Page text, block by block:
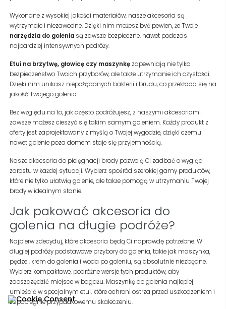
Wykonane z wysokiej jakości materiałów, nasze akcesoria są
wytrzymałe i niezawodne. Dzięki nim możesz być pewien, że Twoje
narzędzia do golenia są zawsze bezpieczne, nawet podczas
najbardziej intensywnych podróży.
Etui na brzytwę, głowicę czy maszynkę zapewniają nie tylko
bezpieczeństwo Twoich przyborów, ale także utrzymanie ich czystości.
Dzięki nim unikasz niepożądanych bakterii i brudu, co przekłada się na
jakość Twojego golenia.
Bez względu na to, jak często podróżujesz, z naszymi akcesoriami
zawsze możesz cieszyć się takim samym goleniem. Każdy produkt z
oferty jest zaprojektowany z myślą o Twojej wygodzie, dzięki czemu
nawet golenie poza domem staje się przyjemnością.
Nasze akcesoria do pielęgnacji brody pozwolą Ci zadbać o wygląd
zarostu w każdej sytuacji. Wybierz spośród szerokiej gamy produktów,
które nie tylko ułatwią golenie, ale także pomogą w utrzymaniu Twojej
brody w idealnym stanie.
Jak pakować akcesoria do
golenia na długie podróże?
Najpierw zdecyduj, które akcesoria będą Ci naprawdę potrzebne. W
długiej podróży podstawowe przybory do golenia, takie jak maszynka,
pędzel, krem do golenia i woda po goleniu, są absolutnie niezbędne.
Wybierz kompaktowe, podróżne wersje tych produktów, aby
zaoszczędzić miejsce w bagażu. Maszynkę do golenia najlepiej
umieścić w specjalnym etui, które ochroni ostrza przed uszkodzeniem i
zapobiegnie przypadkowemu skaleczeniu.